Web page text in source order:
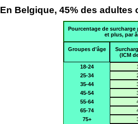
En Belgique, 45% des
Pourcentage de surcharge
et plus, par
Groupes d’âge
(ICM
18-24
25-34
35-44
45-54
55-64
65-74
75+